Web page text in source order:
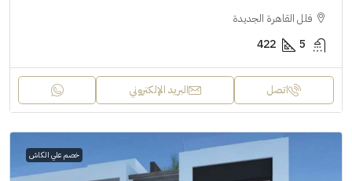
فلل القاهرة الجديدة
5
422
اتصل البريد الإلكتروني
خصم علي الكاش